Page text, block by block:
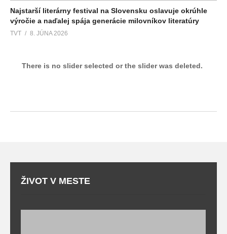
Najstarší literárny festival na Slovensku oslavuje okrúhle
výročie a naďalej spája generácie milovníkov literatúry
TVT 8. JÚNA 2026
There is no slider selected or the slider was deleted.
ŽIVOT V MESTE